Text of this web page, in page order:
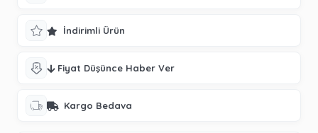
İndirimli Ürün
Fiyat Düşünce Haber Ver
Kargo Bedava